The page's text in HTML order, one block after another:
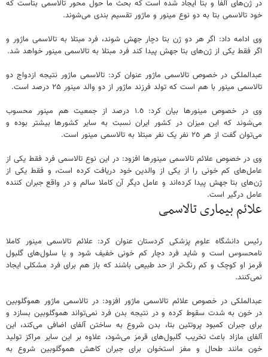
در ژن‌های آلفا و بتا ایجاد شده است کە بحث ما حول محور تالاسمی بتاست کە
خود تالاسمی بتا به دو نوع مینور و ماژور تقسیم بندی می‌شوند.
وی ادامە داد: اگر هر دو ژن بتا دچار جهش شوند، فرد مبتلا به تالاسمی ماژور و
اگر فقط یکی از ژن‌های بتا جهش پیدا کند فرد مبتلا به تالاسمی مینور خواهد شد.
عبدالملکی در خصوص تالاسمی ماژور عنوان کرد: تالاسمی ماژور نتیجه ازدواج دو
تالاسمی مینور با هم است کە تولد فرزند ماژور از دو والد مینور ۲۵ درصد است.
وی در خصوص مینورها بیان کرد: ۱.٥ درصد از جمعیت هم مینور محسوب
می‌شوند کە این میزان در کشور ایران نسبت بە سایر کشورها بیشتر بودە و
می‌توان گفت از هر ۲٥ نفر یک نفر مبتلا بە تالاسمی مینور است.
وی در خصوص علائم تالاسمی مینورها افزود: در این نوع تالاسمی فرد فقط یکی از
عامل‌های کم خونی را از یکی از والدین خود دریافت کرده است، و فقط یکی از
ژن‌های بتا جهش پیدا کرده‌اند و عامل دیگر آن کاملا سالم و در واقع جبران کننده
عامل درگیر است.
علائم بیماری تالاسمی
رئیس دانشگاە علوم پزشکی کردستان عنوان کرد: علائم تالاسمی مینور کاملا
نامحسوس است و شاید فرد دچار کم خونی خفیف شود و یا سلول‌های گلبول
قرمز او کوچک و کم رنگ‌تر از حد طبیعی باشند که باز هم برای فرد مشکلی ایجاد
نمی‌کنند.
عبدالملکی در خصوص علائم تالاسمی ماژور افزود: در تالاسمی ماژور هموگلوبین
در خون بە شدت سقوط کردە و در نتیجه بدن فرد نمی‌تواند هموگلوبین بسازد و
برای جبران کمبود پروتئین بتا، بدن شروع به ساختن آلفای اضافی می‌کند، این
آلفای مازاد باعث تخریب گلبول‌های قرمز می‌شود، علاوه بر این سایر مراکز تولید
خون مانند طحال و مغز استخوان برای جبران کاهش هموگلوبین شروع به